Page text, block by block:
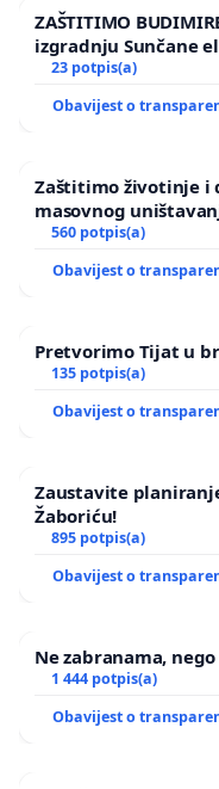
ZAŠTITIMO
izgradnju Sunčane
Ugljana
23 potpis(a)
Obavijest o
Zaštitimo životinje i
masovnog
560 potpis(a)
Obavijest o
Pretvorimo Tijat u
135 potpis(a)
Obavijest o
Zaustavite
Žaboriću!
895 potpis(a)
Obavijest o
Ne zabranama,
1 444 potpis(a)
Obavijest o